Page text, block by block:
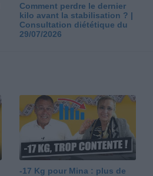
Comment perdre le dernier
kilo avant la stabilisation ? |
Consultation diététique du
29/07/2026
-17 Kg pour Mina : plus de